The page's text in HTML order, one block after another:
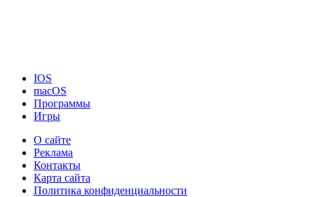
IOS
macOS
Программы
Игры
О сайте
Реклама
Контакты
Карта сайта
Политика конфиденциальности